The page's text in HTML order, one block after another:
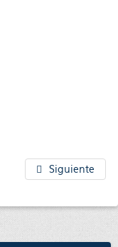
Siguiente